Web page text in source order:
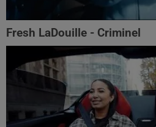
Fresh LaDouille - Criminel